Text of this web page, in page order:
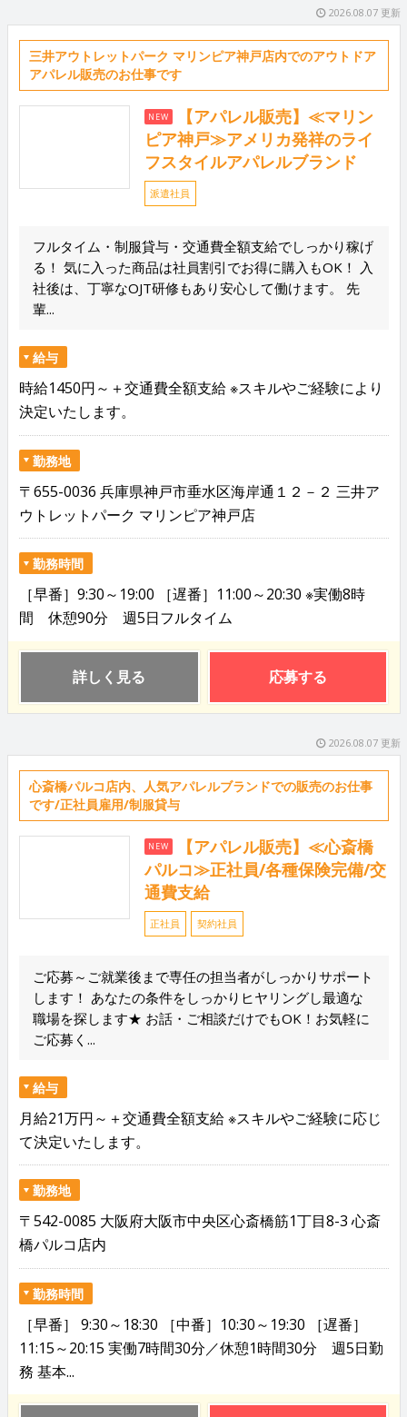
2026.08.07 更新
三井アウトレットパーク マリンピア神戸店内でのアウトドア
アパレル販売のお仕事です
NEW
【アパレル販売】≪マリン
ピア神戸≫アメリカ発祥のライ
フスタイルアパレルブランド
派遣社員
フルタイム・制服貸与・交通費全額支給でしっかり稼げ
る！ 気に入った商品は社員割引でお得に購入もOK！ 入
社後は、丁寧なOJT研修もあり安心して働けます。 先
輩...
給与
時給1450円～＋交通費全額支給 ※スキルやご経験により
決定いたします。
勤務地
〒655-0036 兵庫県神戸市垂水区海岸通１２－２ 三井ア
ウトレットパーク マリンピア神戸店
勤務時間
［早番］9:30～19:00 ［遅番］11:00～20:30 ※実働8時
間 休憩90分 週5日フルタイム
詳しく見る 応募する
2026.08.07 更新
心斎橋パルコ店内、人気アパレルブランドでの販売のお仕事
です/正社員雇用/制服貸与
NEW
【アパレル販売】≪心斎橋
パルコ≫正社員/各種保険完備/交
通費支給
正社員 契約社員
ご応募～ご就業後まで専任の担当者がしっかりサポート
します！ あなたの条件をしっかりヒヤリングし最適な
職場を探します★ お話・ご相談だけでもOK！お気軽に
ご応募く...
給与
月給21万円～＋交通費全額支給 ※スキルやご経験に応じ
て決定いたします。
勤務地
〒542-0085 大阪府大阪市中央区心斎橋筋1丁目8-3 心斎
橋パルコ店内
勤務時間
［早番］ 9:30～18:30 ［中番］10:30～19:30 ［遅番］
11:15～20:15 実働7時間30分／休憩1時間30分 週5日勤
務 基本...